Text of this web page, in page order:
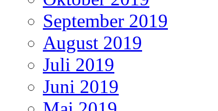
September 2019
August 2019
Juli 2019
Juni 2019